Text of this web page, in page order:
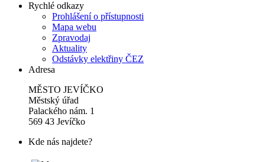
Rychlé odkazy
Prohlášení o přístupnosti
Mapa webu
Zpravodaj
Aktuality
Odstávky elektřiny ČEZ
Adresa
MĚSTO JEVÍČKO
Městský úřad
Palackého nám. 1
569 43 Jevíčko
Kde nás najdete?